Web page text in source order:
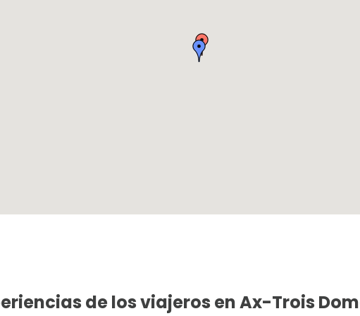
de los viajeros en Ax-Trois